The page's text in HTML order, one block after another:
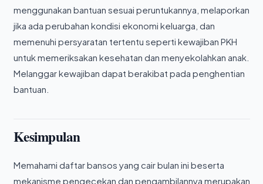
menggunakan bantuan sesuai peruntukannya, melaporkan
jika ada perubahan kondisi ekonomi keluarga, dan
memenuhi persyaratan tertentu seperti kewajiban PKH
untuk memeriksakan kesehatan dan menyekolahkan anak.
Melanggar kewajiban dapat berakibat pada penghentian
bantuan.
Kesimpulan
Memahami daftar bansos yang cair bulan ini beserta
mekanisme pengecekan dan pengambilannya merupakan